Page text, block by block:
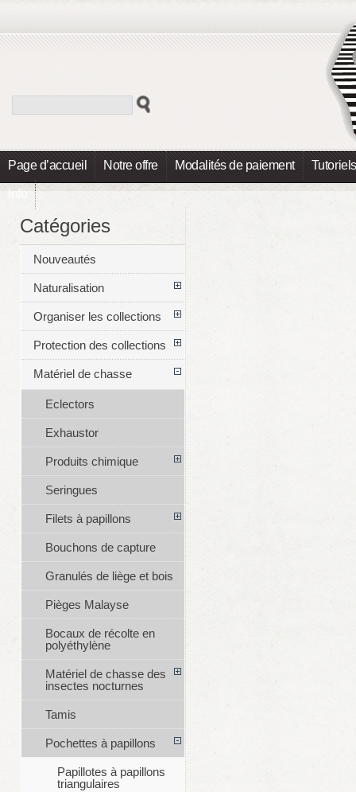
Page d’accueil Notre offre Modalités de paiement Tutoriels
Info
Catégories
Nouveautés
Naturalisation
Organiser les collections
Protection des collections
Matériel de chasse
Eclectors
Exhaustor
Produits chimique
Seringues
Filets à papillons
Bouchons de capture
Granulés de liège et bois
Pièges Malayse
Bocaux de récolte en
polyéthylène
Matériel de chasse des
insectes nocturnes
Tamis
Pochettes à papillons
Papillotes à papillons
triangulaires